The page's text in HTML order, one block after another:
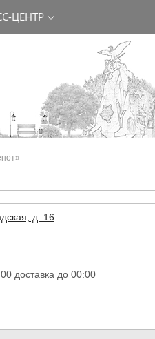
ЦЕНТР
д. 16
доставка до 00:00